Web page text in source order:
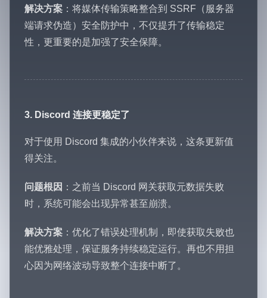
解决方案 ：将媒体传输策略整合到 SSRF（服务器
端请求伪造）安全防护中，不仅提升了传输稳定
性，更重要的是加强了安全保障。
3. Discord 连接更稳定了
对于使用 Discord 集成的小伙伴来说，这条更新值
得关注。
问题根因 ：之前当 Discord 网关获取元数据失败
时，系统可能会出现异常甚至崩溃。
解决方案 ：优化了错误处理机制，即使获取失败也
能优雅处理，保证服务持续稳定运行。再也不用担
心因为网络波动导致整个连接中断了。